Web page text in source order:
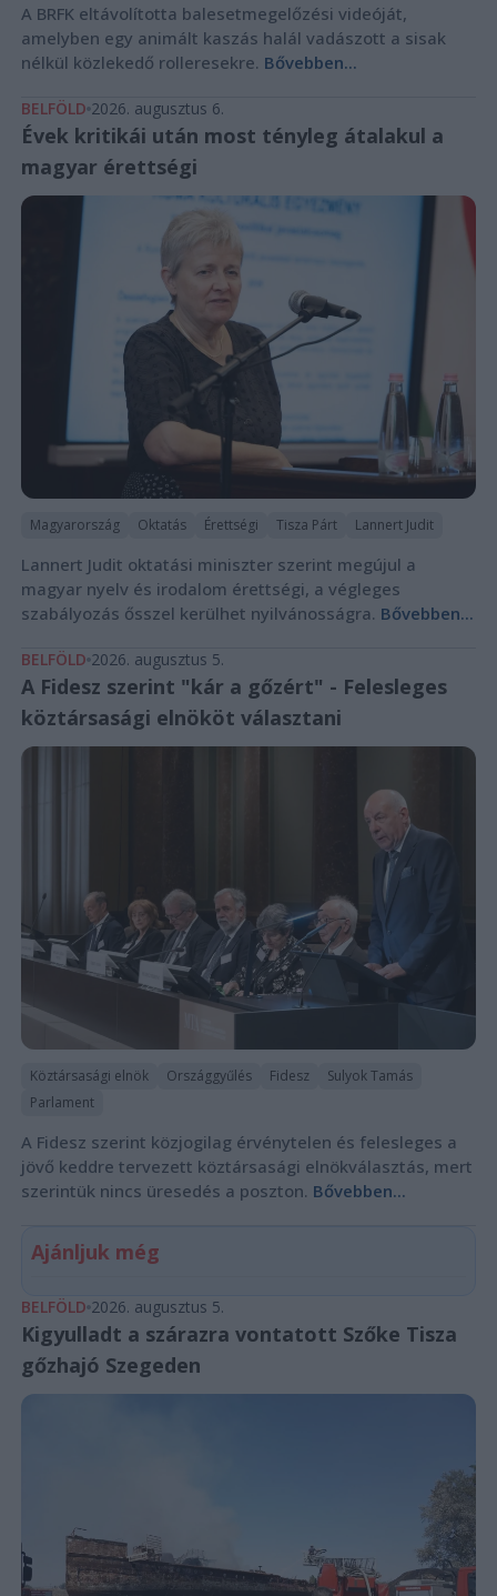
A BRFK eltávolította balesetmegelőzési videóját,
amelyben egy animált kaszás halál vadászott a sisak
nélkül közlekedő rolleresekre. Bővebben...
BELFÖLD 2026. augusztus 6.
Évek kritikái után most tényleg átalakul a
magyar érettségi
Magyarország Oktatás Érettségi Tisza Párt Lannert Judit
Lannert Judit oktatási miniszter szerint megújul a
magyar nyelv és irodalom érettségi, a végleges
szabályozás ősszel kerülhet nyilvánosságra. Bővebben...
BELFÖLD 2026. augusztus 5.
A Fidesz szerint "kár a gőzért" - Felesleges
köztársasági elnököt választani
Köztársasági elnök Országgyűlés Fidesz
Sulyok Tamás
Parlament
A Fidesz szerint közjogilag érvénytelen és felesleges a
jövő keddre tervezett köztársasági elnökválasztás, mert
szerintük nincs üresedés a poszton. Bővebben...
Ajánljuk még
BELFÖLD 2026. augusztus 5.
Kigyulladt a szárazra vontatott Szőke Tisza
gőzhajó Szegeden